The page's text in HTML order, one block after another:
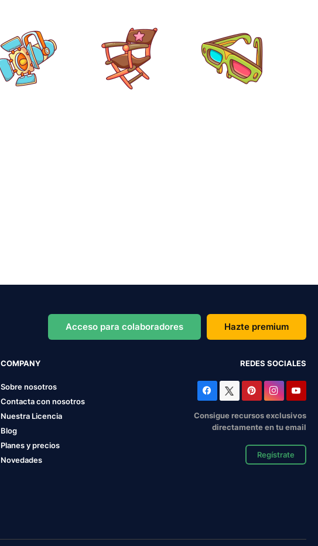
Acceso para colaboradores Hazte premium
COMPANY
Sobre nosotros
Contacta con nosotros
Nuestra Licencia
Blog
Planes y precios
Novedades
REDES SOCIALES
Consigue recursos exclusivos
directamente en tu email
Regístrate